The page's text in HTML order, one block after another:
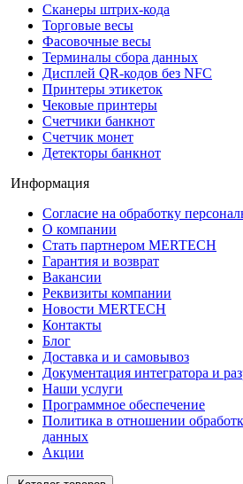
Сканеры штрих-кода
Торговые весы
Фасовочные весы
Терминалы сбора данных
Дисплей QR-кодов без NFC
Принтеры этикеток
Чековые принтеры
Счетчики банкнот
Счетчик монет
Детекторы банкнот
Информация
Согласие на обработку
О компании
Стать партнером MERTECH
Гарантия и возврат
Вакансии
Реквизиты компании
Новости MERTECH
Контакты
Блог
Доставка и и самовывоз
Документация интегратора и
Наши услуги
Программное обеспечение
Политика в отношении
данных
Акции